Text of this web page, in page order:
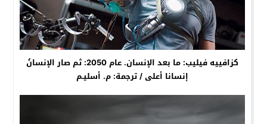
كزافييه فيليب: ما بعد الإنسان. عام 2050: ثم صار الإنسانُ
إنسانا أعلى / ترجمة: م. أسليـم